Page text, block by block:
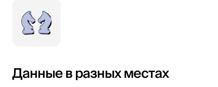
Данные в разных местах